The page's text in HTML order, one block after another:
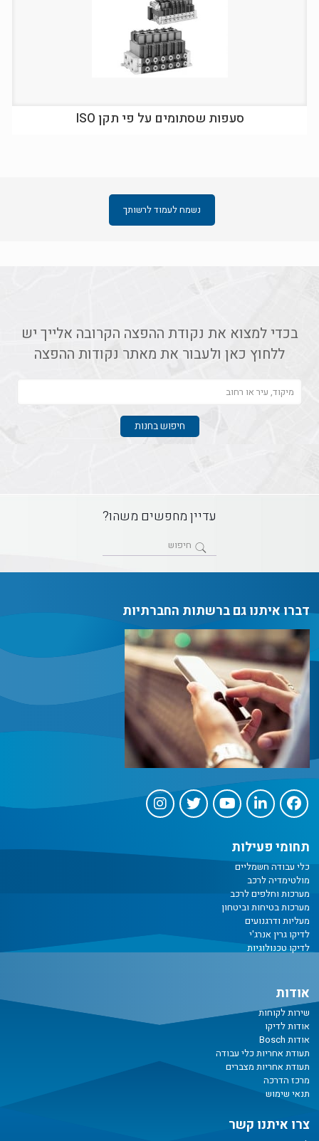
סעפות שסתומים על פי תקן ISO
נשמח לעמוד לרשותך
בכדי למצוא את נקודת ההפצה הקרובה אלייך יש
ללחוץ כאן ולעבור את מאתר נקודות ההפצה
עדיין מחפשים משהו?
דברו איתנו גם ברשתות החברתיות
תחומי פעילות
כלי עבודה חשמליים
מולטימדיה לרכב
מערכות וחלפים לרכב
מערכות בטיחות וביטחון
מעליות ודרגנועים
לדיקו גרין אנרג'י
לדיקו טכנולוגיות
אודות
שירות לקוחות
אודות לדיקו
אודות Bosch
תעודת אחריות כלי עבודה
תעודת אחריות מצברים
מרכז הדרכה
תנאי שימוש
צרו איתנו קשר